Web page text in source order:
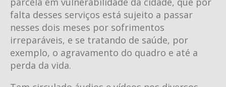
falta desses serviços está sujeito a passar
nesses dois meses por sofrimentos
irreparáveis, e se tratando de saúde, por
exemplo, o agravamento do quadro e até a
perda da vida.